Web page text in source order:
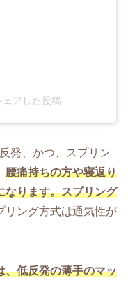
アした投稿
発、かつ、スプリン
腰痛持ちの方や寝返り
なります。スプリング
リング方式は通気性が
、低反発の薄手のマッ